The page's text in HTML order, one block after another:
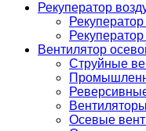
Рекуператор
Вентилятор
Струйные
Осевые